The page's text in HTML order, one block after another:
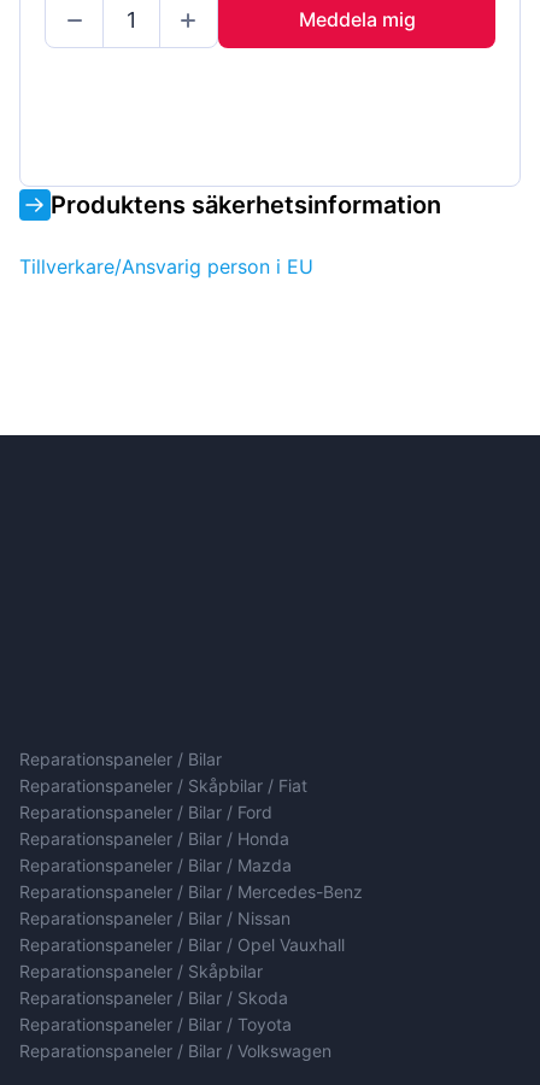
Meddela mig
Produktens säkerhetsinformation
Tillverkare/Ansvarig person i EU
Reparationspaneler / Bilar
Reparationspaneler / Skåpbilar / Fiat
Reparationspaneler / Bilar / Ford
Reparationspaneler / Bilar / Honda
Reparationspaneler / Bilar / Mazda
Reparationspaneler / Bilar / Mercedes-Benz
Reparationspaneler / Bilar / Nissan
Reparationspaneler / Bilar / Opel Vauxhall
Reparationspaneler / Skåpbilar
Reparationspaneler / Bilar / Skoda
Reparationspaneler / Bilar / Toyota
Reparationspaneler / Bilar / Volkswagen